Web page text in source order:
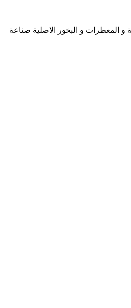
و المعطرات و البخور الاصلية صناعة